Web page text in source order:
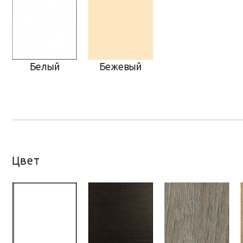
Белый Бежевый
Цвет